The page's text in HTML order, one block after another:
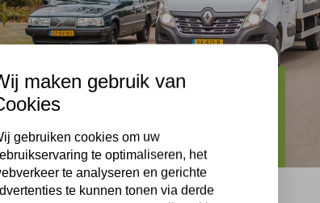
Den Dolder
Den Dolder, Gemeente Zeist, Utrecht.
maken gebruik van
gebruiken cookies om uw
te optimaliseren, het
te analyseren en gerichte
te kunnen tonen via derde